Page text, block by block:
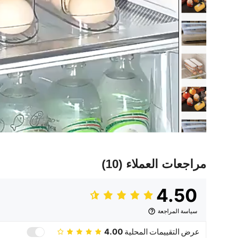
مراجعات العملاء (10)
4.50
سياسة المراجعة
عرض التقييمات المحلية 4.00